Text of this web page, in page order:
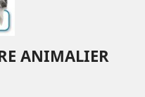
ANIMALIER